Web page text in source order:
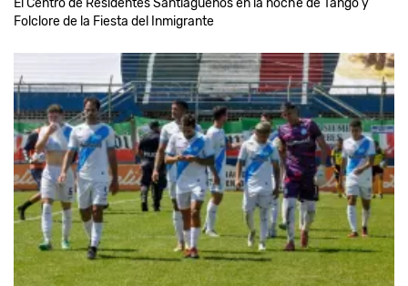
El Centro de Residentes Santiagueños en la noche de Tango y
Folclore de la Fiesta del Inmigrante